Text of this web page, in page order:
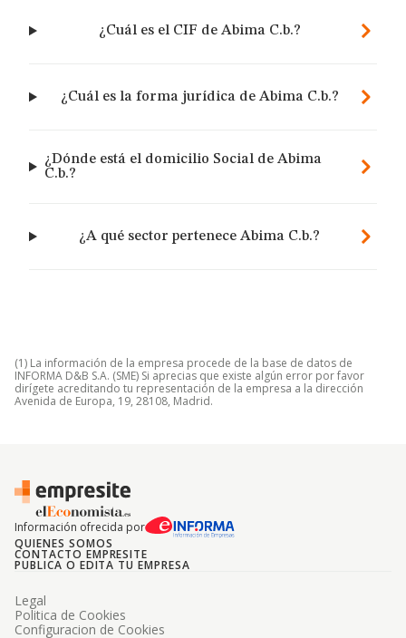
¿Cuál es el CIF de Abima C.b.?
¿Cuál es la forma jurídica de Abima C.b.?
¿Dónde está el domicilio Social de Abima
C.b.?
¿A qué sector pertenece Abima C.b.?
(1) La información de la empresa procede de la base de datos de
INFORMA D&B S.A. (SME) Si aprecias que existe algún error por favor
dirígete acreditando tu representación de la empresa a la dirección
Avenida de Europa, 19, 28108, Madrid.
Información ofrecida por
QUIENES SOMOS
CONTACTO EMPRESITE
PUBLICA O EDITA TU EMPRESA
Legal
Politica de Cookies
Configuracion de Cookies